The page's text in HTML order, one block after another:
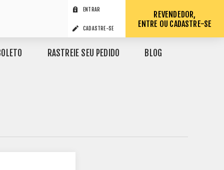
ENTRAR
CADASTRE-SE
REVENDEDOR,
ENTRE OU CADASTRE-SE
RASTREIE SEU PEDIDO BLOG